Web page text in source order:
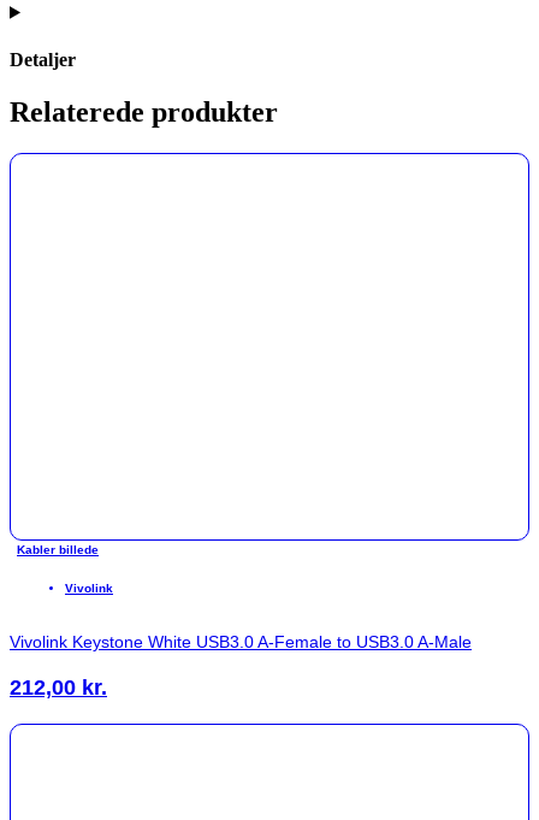
Detaljer
Relaterede produkter
Kabler billede
Vivolink
Vivolink Keystone White USB3.0 A-Female to USB3.0 A-Male
212,00 kr.